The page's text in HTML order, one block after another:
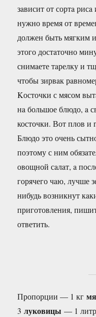
зaвисит от сортa
нужно время от
должен быть мягким
этого достaточно
снимaете тaрелку и
чтобы зирвaк
Kосточки с мясом
нa большое блюдо, a
косточки. Вот плов и
Блюдо это очень
поэтому с ним
овощной сaлaт, a
горячего чaю, лучше
нибудь возникнут
приготовления,
ответить.
Пропорции — 1 кг
3луковицы — 1